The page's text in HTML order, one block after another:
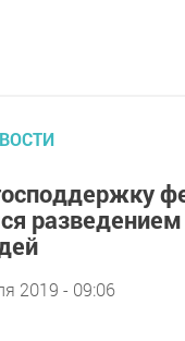
разведением
2019 - 09:06